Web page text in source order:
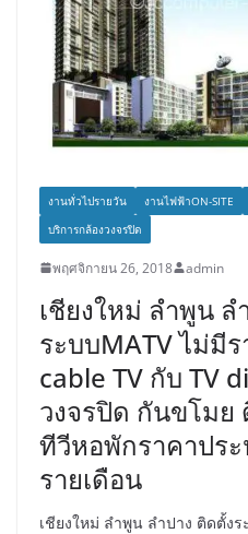
งานทั่วไปรายวัน งานไฟฟ้าON-SITE
บริการกล้องวงจรปิด
พฤศจิกายน 26, 2018 admin
เชียงใหม่ ลำพูน ล
ระบบMATV ไม่มี
cable TV กับ TV
วงจรปิด กันขโมย
ทีวีหอพักราคาปร
รายเดือน
เชียงใหม่ ลำพูน ลำปาง ติดตั้ง